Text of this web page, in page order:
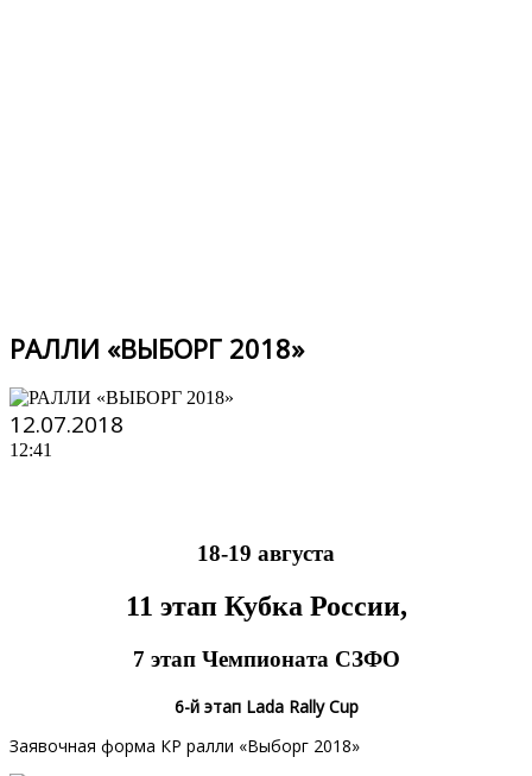
РАЛЛИ «ВЫБОРГ 2018»
12.07.2018
12:41
18-19 августа
11 этап Кубка России,
7 этап Чемпионата СЗФО
6-й этап Lada Rally Cup
Заявочная форма КР ралли «Выборг 2018»